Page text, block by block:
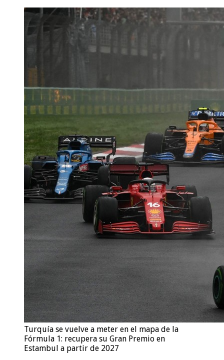
Turquía se vuelve a meter en el mapa de la
Fórmula 1: recupera su Gran Premio en
Estambul a partir de 2027